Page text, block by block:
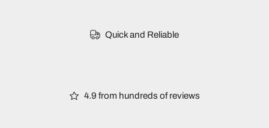
Quick and Reliable
4.9 from hundreds of reviews